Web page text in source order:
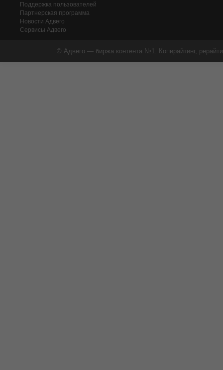
Поддержка пользователей
Партнерская программа
Новости Адвего
Сервисы Адвего
© Адвего — биржа контента №1. Копирайтинг,